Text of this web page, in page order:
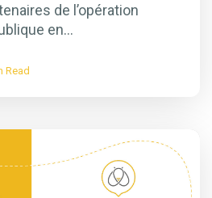
de l’opération
en...
Read